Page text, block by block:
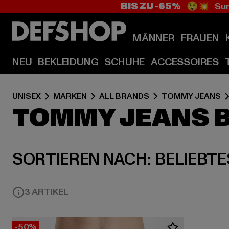
BIS ZU -65% 😲💥
MÄNNER FRAUEN
NEU BEKLEIDUNG SCHUHE ACCESSOIRES
UNISEX MARKEN ALL BRANDS TOMMY JEANS
TOMMY JEANS
SORTIEREN NACH:
3 ARTIKEL